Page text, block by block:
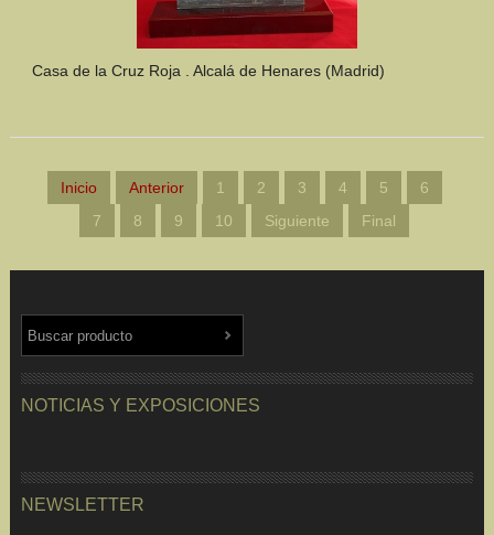
Casa de la Cruz Roja . Alcalá de Henares (Madrid)
Inicio Anterior 1 2 3 4 5
6
7
8 9 10 Siguiente Final
NOTICIAS Y EXPOSICIONES
NEWSLETTER